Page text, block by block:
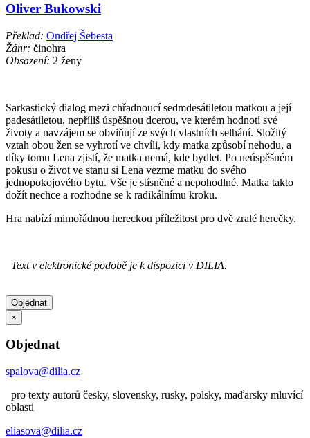
Oliver Bukowski
Překlad: Ondřej Šebesta
Žánr: činohra
Obsazení: 2 ženy
Sarkastický dialog mezi chřadnoucí sedmdesátiletou matkou a její
padesátiletou, nepříliš úspěšnou dcerou, ve kterém hodnotí své
životy a navzájem se obviňují ze svých vlastních selhání. Složitý
vztah obou žen se vyhrotí ve chvíli, kdy matka způsobí nehodu, a
díky tomu Lena zjistí, že matka nemá, kde bydlet. Po neúspěšném
pokusu o život ve stanu si Lena vezme matku do svého
jednopokojového bytu. Vše je stísněné a nepohodlné. Matka takto
dožít nechce a rozhodne se k radikálnímu kroku.
Hra nabízí mimořádnou hereckou příležitost pro dvě zralé herečky.
Text v elektronické podobě je k dispozici v DILIA.
Objednat
×
Objednat
spalova@dilia.cz
pro texty autorů česky, slovensky, rusky, polsky, maďarsky mluvící
oblasti
eliasova@dilia.cz